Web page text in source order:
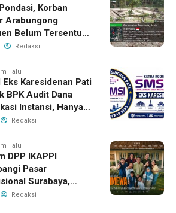
Korban
Arabungong
Belum Tersentuh
Pascabencana
Redaksi
lalu
Eks Karesidenan Pati
BPK Audit Dana
Instansi, Hanya
Perusahaan Pers
Redaksi
lalu
DPP IKAPPI
Pasar
Surabaya,
Agenda dengan
Redaksi